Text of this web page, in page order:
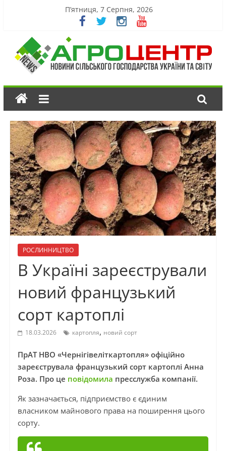
П’ятниця, 7 Серпня, 2026
РОСЛИННИЦТВО
В Україні зареєстрували
новий французький
сорт картоплі
18.03.2026 картопля, новий сорт
ПрАТ НВО «Чернігівеліткартопля» офіційно
зареєструвала французький сорт картоплі Анна
Роза. Про це повідомила пресслужба компанії.
Як зазначається, підприємство є єдиним
власником майнового права на поширення цього
сорту.